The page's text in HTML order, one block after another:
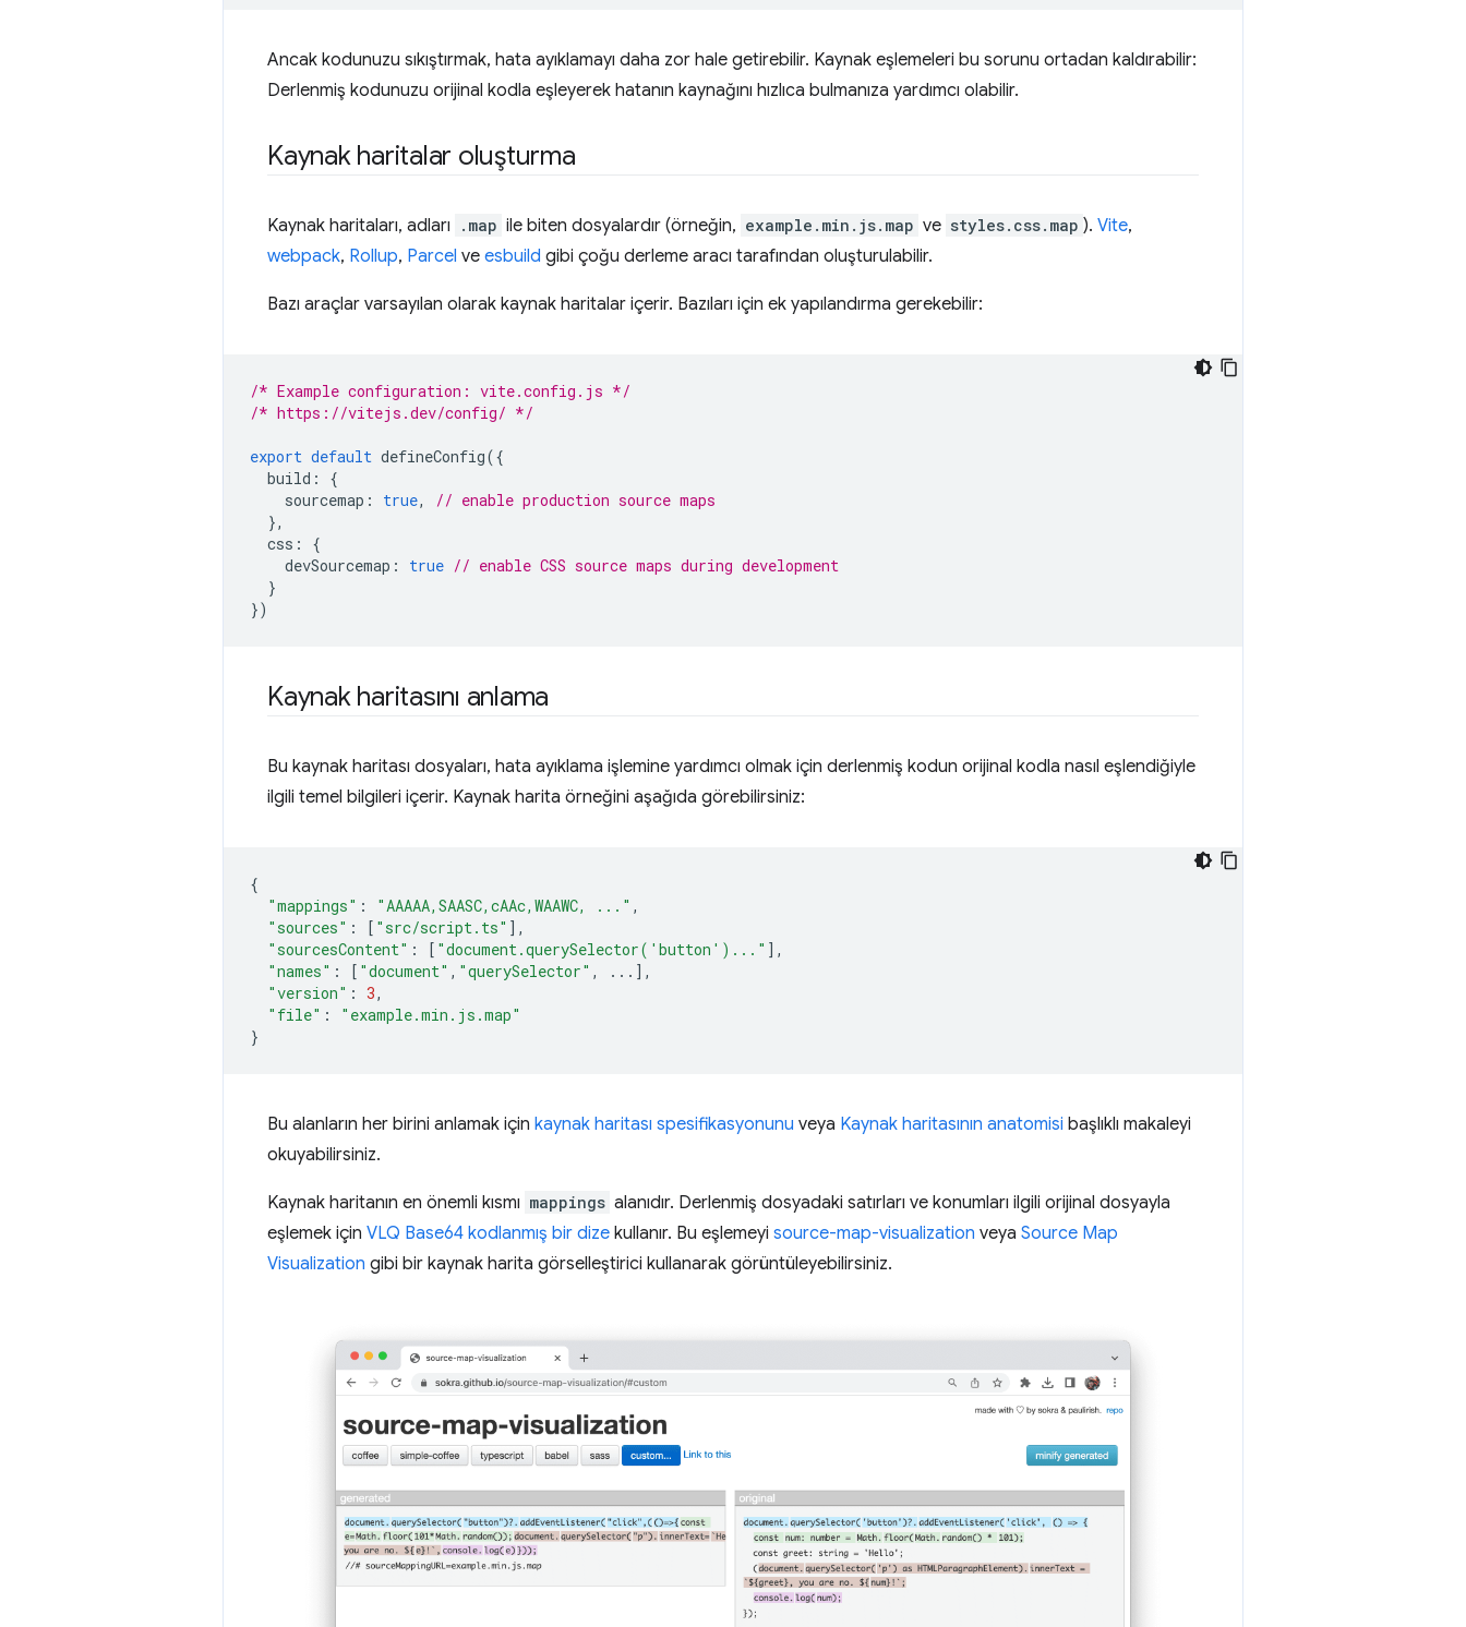
Ancak kodunuzu sıkıştırmak, hata ayıklamayı daha zor hale getirebilir. Kaynak eşlemeleri bu sorunu ortadan kaldırabilir:
Derlenmiş kodunuzu orijinal kodla eşleyerek hatanın kaynağını hızlıca bulmanıza yardımcı olabilir.
Kaynak haritalar oluşturma
Kaynak haritaları, adları .map ile biten dosyalardır (örneğin, example.min.js.map ve styles.css.map ). Vite,
webpack, Rollup, Parcel ve esbuild gibi çoğu derleme aracı tarafından oluşturulabilir.
Bazı araçlar varsayılan olarak kaynak haritalar içerir. Bazıları için ek yapılandırma gerekebilir:
/* Example configuration: vite.config.js */
/* https://vitejs.dev/config/ */
export default defineConfig({
build :
{
sourcemap : true,
// enable production source maps
},
css :
{
devSourcemap : true // enable CSS source maps during development
}
})
Kaynak haritasını anlama
Bu kaynak haritası dosyaları, hata ayıklama işlemine yardımcı olmak için derlenmiş kodun orijinal kodla nasıl eşlendiğiyle
ilgili temel bilgileri içerir. Kaynak harita örneğini aşağıda görebilirsiniz:
{
"mappings" : "AAAAA,SAASC,cAAc,WAAWC, ..." ,
"sources" : [ "src/script.ts" ],
"sourcesContent" : [ "document.querySelector('button')..." ],
"names" : [ "document" , "querySelector" ,
...],
"version" : 3,
"file" :
"example.min.js.map"
}
Bu alanların her birini anlamak için kaynak haritası spesifikasyonunu veya Kaynak haritasının anatomisi başlıklı makaleyi
okuyabilirsiniz.
Kaynak haritanın en önemli kısmı mappings alanıdır. Derlenmiş dosyadaki satırları ve konumları ilgili orijinal dosyayla
eşlemek için VLQ Base64 kodlanmış bir dize kullanır. Bu eşlemeyi source-map-visualization veya Source Map
Visualization gibi bir kaynak harita görselleştirici kullanarak görüntüleyebilirsiniz.